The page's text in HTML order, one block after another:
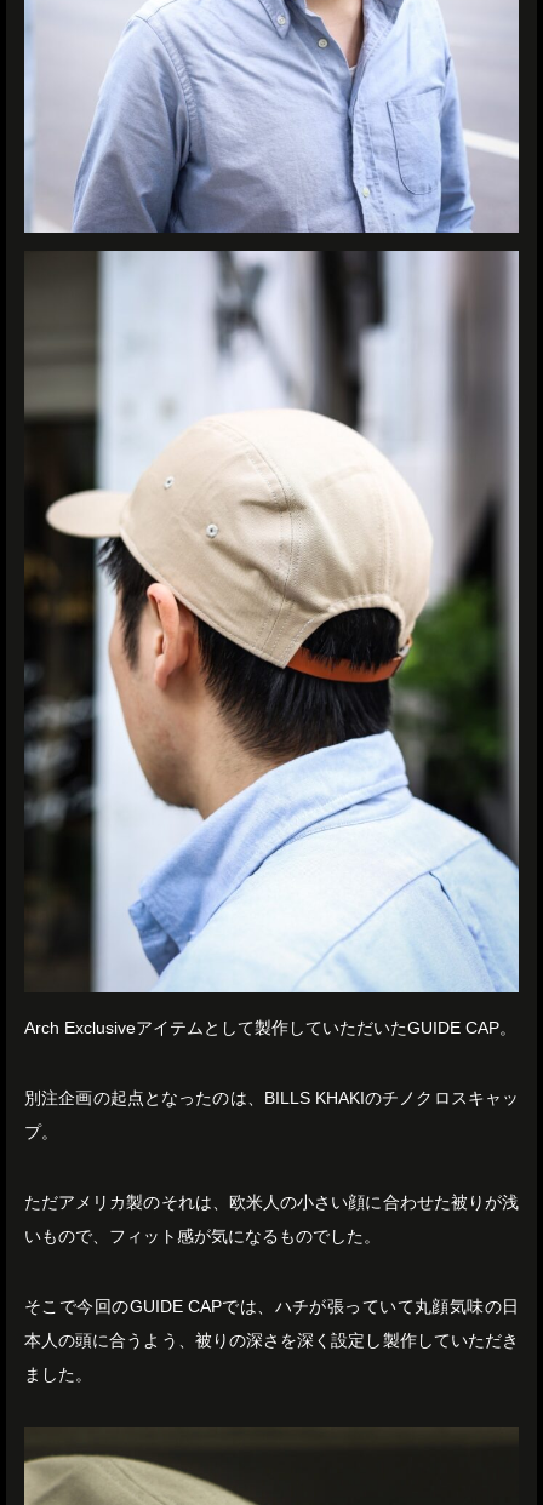
Arch Exclusiveアイテムとして製作していただいたGUIDE CAP。
別注企画の起点となったのは、BILLS KHAKIのチノクロスキャッ
プ。
ただアメリカ製のそれは、欧米人の小さい顔に合わせた被りが浅
いもので、フィット感が気になるものでした。
そこで今回のGUIDE CAPでは、ハチが張っていて丸顔気味の日
本人の頭に合うよう、被りの深さを深く設定し製作していただき
ました。